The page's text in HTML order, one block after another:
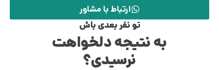
ارتباط با مشاور
تو نفر بعدی باش
به نتیجه دلخواهت
نرسیدی؟